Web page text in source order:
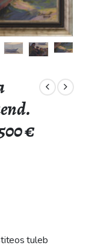
€
tuleb